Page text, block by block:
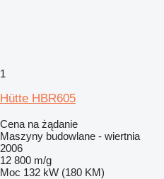
1
Hütte HBR605
Cena na żądanie
Maszyny budowlane - wiertnia
2006
12 800 m/g
Moc 132 kW (180 KM)